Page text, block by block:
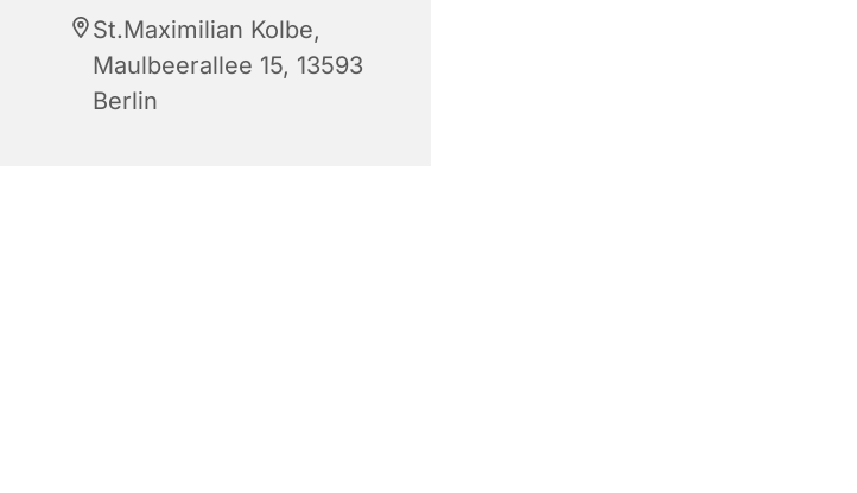
St.Maximilian Kolbe,
Maulbeerallee 15, 13593
Berlin